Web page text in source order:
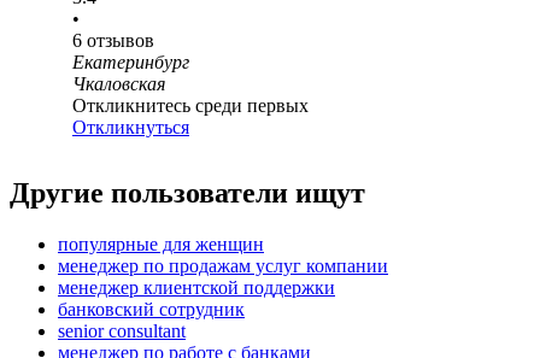
•
6 отзывов
Екатеринбург
Чкаловская
Откликнитесь среди первых
Откликнуться
Другие пользователи ищут
популярные для женщин
менеджер по продажам услуг компании
менеджер клиентской поддержки
банковский сотрудник
senior consultant
менеджер по работе с банками